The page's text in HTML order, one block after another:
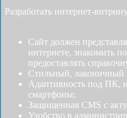
Разработать интернет-
Сайт должен
интернете, знакомить
предоставлять
Стильный, лаконичный
Адаптивность под ПК,
смартфоны;
Защищенная CMS с
Удобство в